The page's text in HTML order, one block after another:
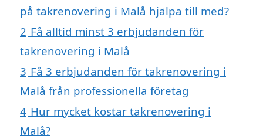
på takrenovering i Malå hjälpa till med?
2 Få alltid minst 3 erbjudanden för
takrenovering i Malå
3 Få 3 erbjudanden för takrenovering i
Malå från professionella företag
4 Hur mycket kostar takrenovering i
Malå?